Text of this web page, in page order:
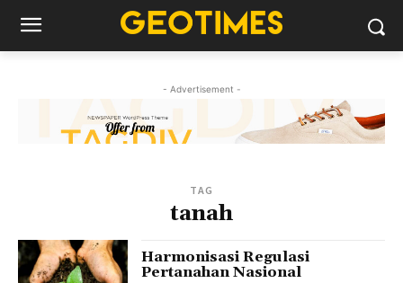
- Advertisement -
TAG
tanah
Harmonisasi Regulasi
Pertanahan Nasional